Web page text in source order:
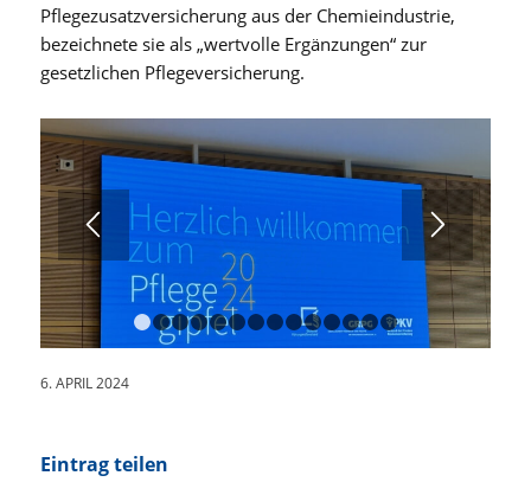
Pflegezusatzversicherung aus der Chemieindustrie,
bezeichnete sie als „wertvolle Ergänzungen“ zur
gesetzlichen Pflegeversicherung.
1 2 3 4 5 6 7 8 9 10111213
6. APRIL 2024
Eintrag teilen